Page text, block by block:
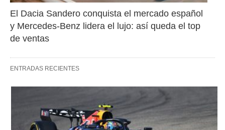
El Dacia Sandero conquista el mercado español
y Mercedes-Benz lidera el lujo: así queda el top
de ventas
ENTRADAS RECIENTES